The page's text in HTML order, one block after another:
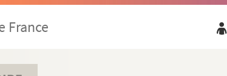
France